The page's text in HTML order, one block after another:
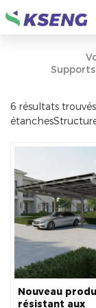
6 résultats
Nouveau
résistant aux